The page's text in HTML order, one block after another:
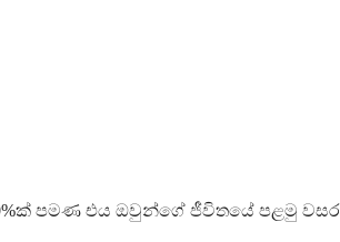
පමණ එය ඔවුන්ගේ ජීවිතයේ පළමු